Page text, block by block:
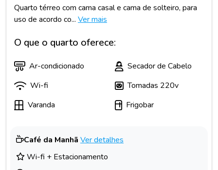
Quarto térreo com cama casal e cama de solteiro, para
uso de acordo co... Ver mais
O que o quarto oferece:
Ar-condicionado
Secador de Cabelo
Wi-fi
Tomadas 220v
Varanda
Frigobar
Café da Manhã Ver detalhes
Wi-fi + Estacionamento